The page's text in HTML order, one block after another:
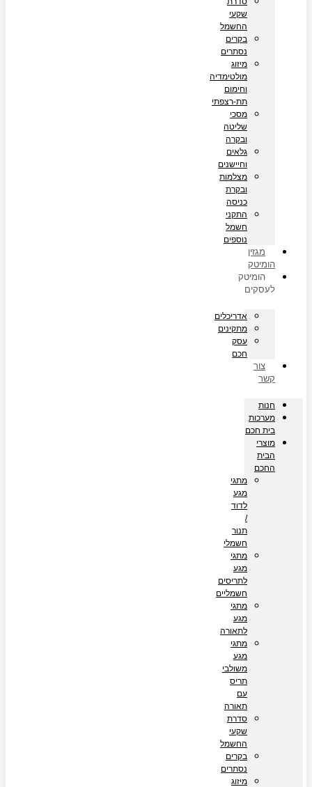
שקעי
החשמל
בקרים
נסתרים
מיזוג
מולטימדיה
וחימום
תת-רצפתי
מסכי
שליטה
ובקרה
גלאים
וחיישנים
מצלמות
ובקרת
כניסה
התקני
חשמל
נוספים
מגזין
הומיטק
הומיטק
לעסקים
אדריכלים
מתקינים
עסק
חכם
צור
קשר
חנות
מערכות
בית חכם
מוצרי
הבית
החכם
מתגי
מגע
לדוד
/
תנור
חשמלי
מתגי
מגע
לתריסים
חשמליים
מתגי
מגע
לתאורה
מתגי
מגע
משולבי
תריס
עם
תאורה
סדרת
שקעי
החשמל
בקרים
נסתרים
מיזוג